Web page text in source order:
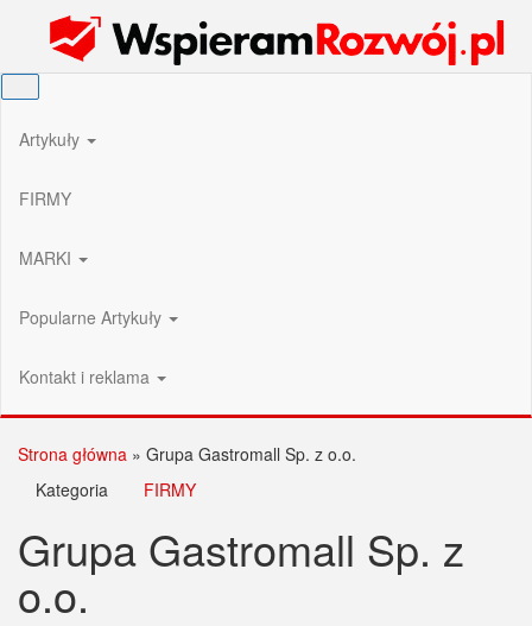
Wspieram Rozwój PL
Artykuły
FIRMY
MARKI
Popularne Artykuły
Kontakt i reklama
Strona główna » Grupa Gastromall Sp. z o.o.
Kategoria
FIRMY
Grupa Gastromall Sp. z
o.o.